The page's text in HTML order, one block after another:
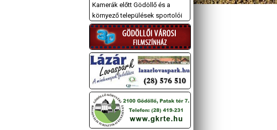
Kamerák előtt Gödöllő és a
környező települések sportolói